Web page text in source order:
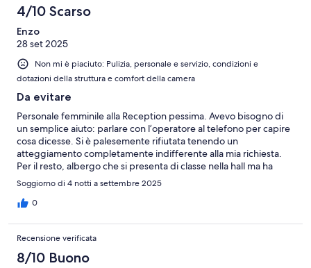
4/10 Scarso
Enzo
28 set 2025
Non mi è piaciuto: Pulizia, personale e servizio, condizioni e
dotazioni della struttura e comfort della camera
Da evitare
Personale femminile alla Reception pessima. Avevo bisogno di
un semplice aiuto: parlare con l’operatore al telefono per capire
cosa dicesse. Si è palesemente rifiutata tenendo un
atteggiamento completamente indifferente alla mia richiesta.
Per il resto, albergo che si presenta di classe nella hall ma ha
camere piccole e scomode. In generale non vale per quanto si fa
pagare. Sicuramente non ritornerò e lo sconsiglio vivamente.
Enzo
Soggiorno di 4 notti a settembre 2025
0
Recensione verificata
8/10 Buono